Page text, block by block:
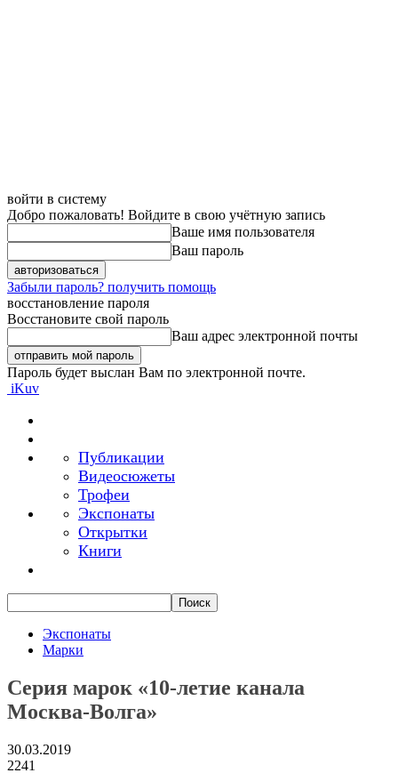
войти в систему
Добро пожаловать! Войдите в свою учётную запись
Ваше имя пользователя
Ваш пароль
Забыли пароль? получить помощь
восстановление пароля
Восстановите свой пароль
Ваш адрес электронной почты
Пароль будет выслан Вам по электронной почте.
iKuv
Публикации
Видеосюжеты
Трофеи
Экспонаты
Открытки
Книги
Экспонаты
Марки
Серия марок «10-летие канала
Москва-Волга»
30.03.2019
2241